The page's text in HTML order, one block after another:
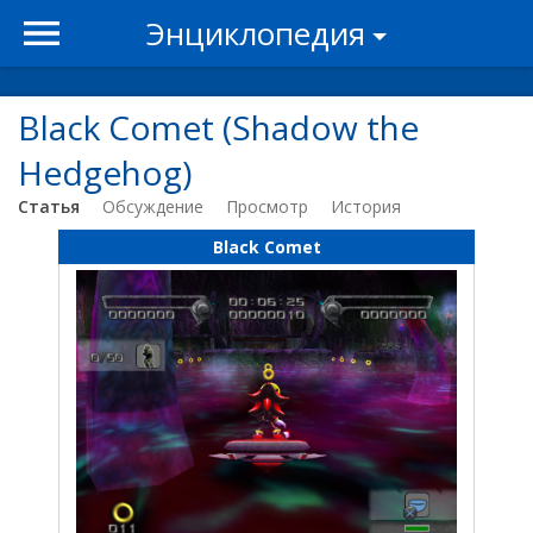
Энциклопедия
Black Comet (Shadow the
Hedgehog)
Статья Обсуждение Просмотр
История
Black Comet